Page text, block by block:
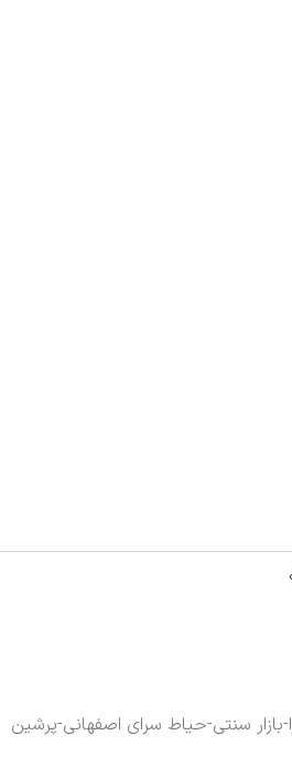
بازار سنتی-حیاط سرای اصفهانی-پرشین